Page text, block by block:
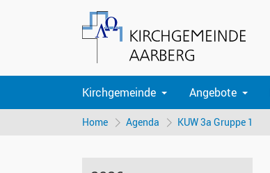
Kirchgemeinde Angebote
Home Agenda KUW 3a Gruppe 1